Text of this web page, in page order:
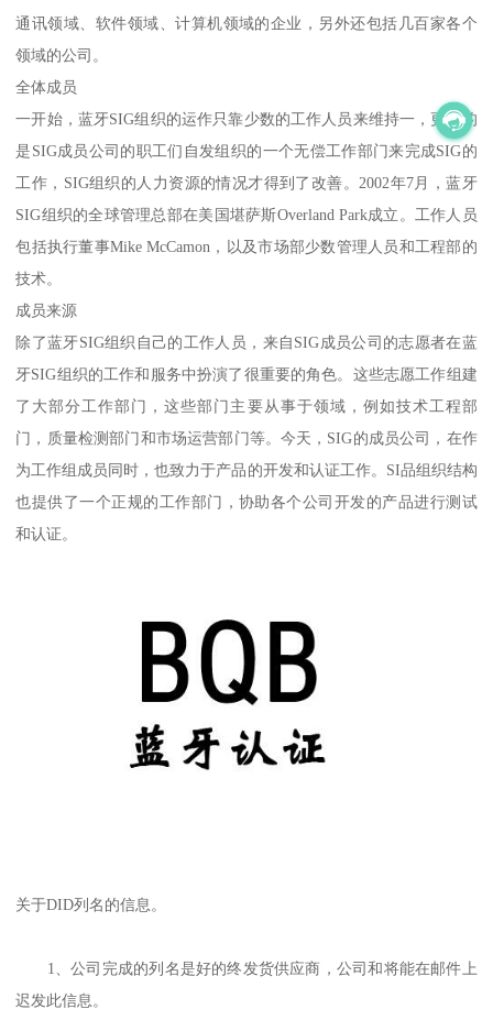
通讯领域、软件领域、计算机领域的企业，另外还包括几百家各个
领域的公司。
全体成员
一开始，蓝牙SIG组织的运作只靠少数的工作人员来维持一，更多的
是SIG成员公司的职工们自发组织的一个无偿工作部门来完成SIG的
工作，SIG组织的人力资源的情况才得到了改善。2002年7月，蓝牙
SIG组织的全球管理总部在美国堪萨斯Overland Park成立。工作人员
包括执行董事Mike McCamon，以及市场部少数管理人员和工程部的
技术。
成员来源
除了蓝牙SIG组织自己的工作人员，来自SIG成员公司的志愿者在蓝
牙SIG组织的工作和服务中扮演了很重要的角色。这些志愿工作组建
了大部分工作部门，这些部门主要从事于领域，例如技术工程部
门，质量检测部门和市场运营部门等。今天，SIG的成员公司，在作
为工作组成员同时，也致力于产品的开发和认证工作。SI品组织结构
也提供了一个正规的工作部门，协助各个公司开发的产品进行测试
和认证。
关于DID列名的信息。
1、公司完成的列名是好的终发货供应商，公司和将能在邮件上
迟发此信息。